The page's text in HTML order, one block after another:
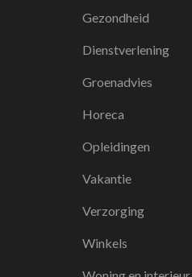
Gezondheid
Dienstverlening
Groenadvies
Horeca
Opleidingen
Vakantie
Verzorging
Winkels